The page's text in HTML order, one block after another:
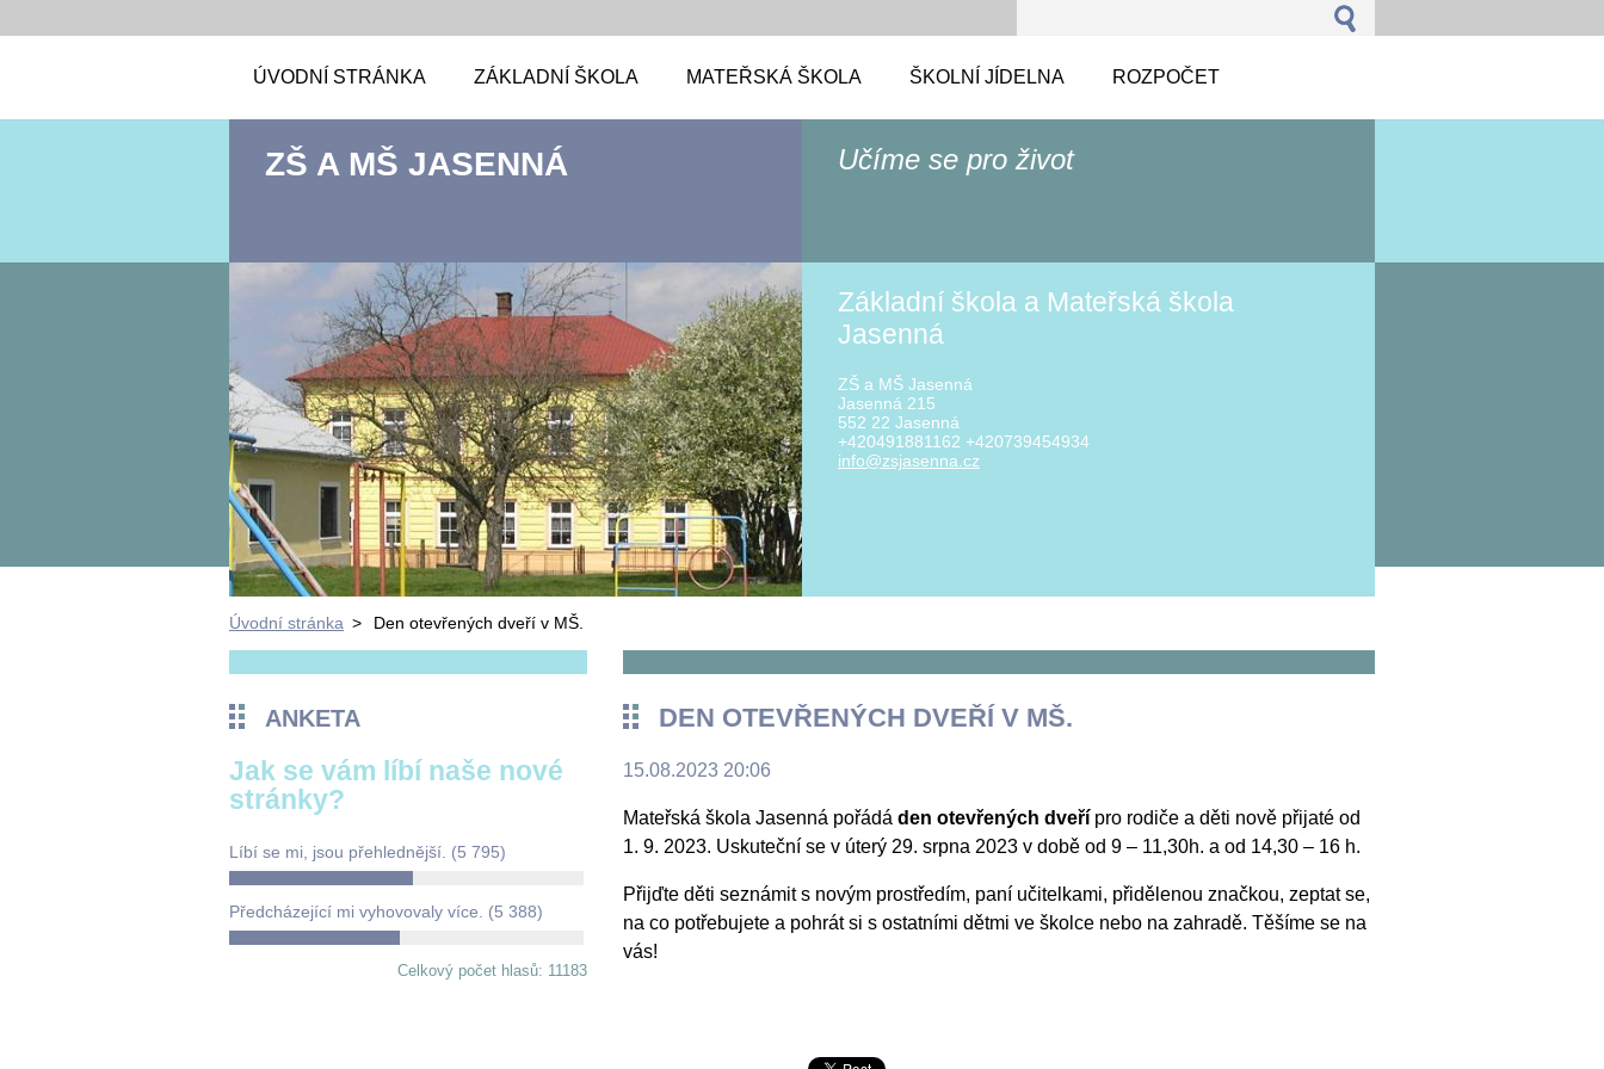
ÚVODNÍ STRÁNKA ZÁKLADNÍ ŠKOLA MATEŘSKÁ ŠKOLA ŠKOLNÍ JÍDELNA ROZPOČET
ZŠ A MŠ JASENNÁ Učíme se pro život
Základní škola a Mateřská škola
Jasenná
ZŠ a MŠ Jasenná
Jasenná 215
552 22 Jasenná
+420491881162 +420739454934
info@zsjasenna.cz
Úvodní stránka > Den otevřených dveří v MŠ.
ANKETA
Jak se vám líbí naše nové
stránky?
Líbí se mi, jsou přehlednější. (5 795)
Předcházející mi vyhovovaly více. (5 388)
Celkový počet hlasů: 11183
DEN OTEVŘENÝCH DVEŘÍ V MŠ.
15.08.2023 20:06
Mateřská škola Jasenná pořádá den otevřených dveří pro rodiče a děti nově přijaté od
1. 9. 2023. Uskuteční se v úterý 29. srpna 2023 v době od 9 – 11,30h. a od 14,30 – 16 h.
Přijďte děti seznámit s novým prostředím, paní učitelkami, přidělenou značkou, zeptat se,
na co potřebujete a pohrát si s ostatními dětmi ve školce nebo na zahradě. Těšíme se na
vás!